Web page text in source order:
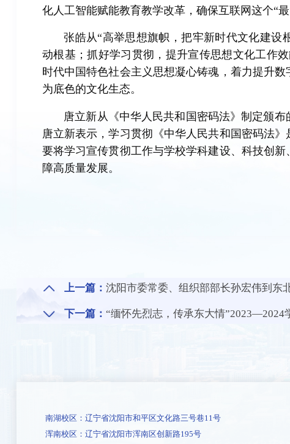
化人工智能赋能教育教学改革，确保互联网这个“
张皓从“高举思想旗帜，把牢新时代文化建
动根基；抓好学习贯彻，提升宣传思想文化工作
时代中国特色社会主义思想凝心铸魂，着力提升
为底色的文化生态。
唐立新从《中华人民共和国密码法》制定颁
唐立新表示，学习贯彻《中华人民共和国密码法
要将学习宣传贯彻工作与学校学科建设、科技创
障高质量发展。
上一篇： 沈阳市委常委、组织部部长孙宏伟到东
下一篇： “缅怀先烈志，传承东大情
南湖校区：辽宁省沈阳市和平区文化路三号巷11号
浑南校区：辽宁省沈阳市浑南区创新路195号